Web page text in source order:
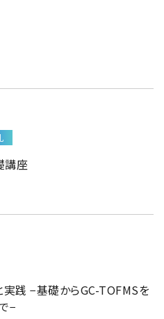
話
講座
実践 −基礎からGC-TOFMSを
−